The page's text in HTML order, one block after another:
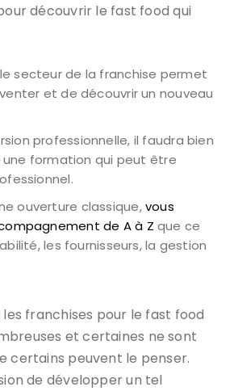
découvrir le fast food qui
secteur de la franchise permet
et de découvrir un nouveau
professionnelle, il faudra bien
une formation qui peut être
ouverture classique,vous
de A à Z que ce
les fournisseurs, la gestion
les franchises pour le fast food
et certaines ne sont
certains peuvent le penser.
de développer un tel